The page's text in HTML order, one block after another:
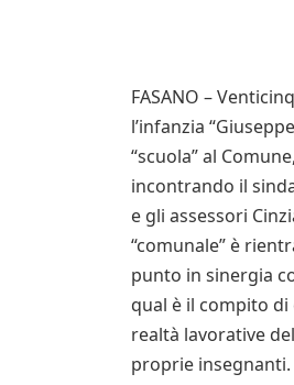
FASANO –
l’infanzia
“scuola” al
incontrando il
e gli assessori
“comunale” è
punto in sinergia
qual è il compito
realtà lavorative
proprie insegnanti.